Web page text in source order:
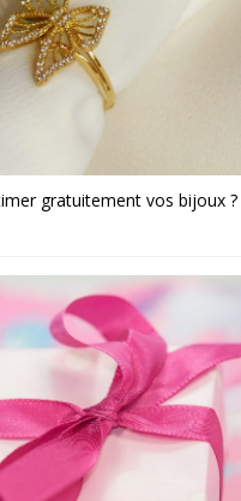
gratuitement vos bijoux ?